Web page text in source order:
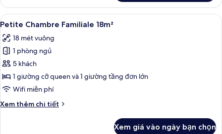
Chambre
Supérieure
15m²
Xem
tất
cả
ảnh
Petite
Chambre
Familiale
Petite Chambre Familiale 18m² | Bộ
9
Petite Chambre Familiale 18m²
18 mét vuông
1 phòng ngủ
5 khách
1 giường cỡ queen và 1 giường tầng đơn lớn
Wifi miễn phí
Xem thêm chi tiết
Chi
Xem giá vào ngày bạn chọn